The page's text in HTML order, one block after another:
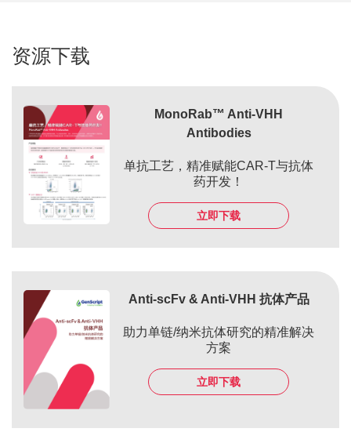
资源下载
MonoRab™ Anti-VHH
Antibodies
单抗工艺，精准赋能CAR-T与抗体
药开发！
立即下载
Anti-scFv & Anti-VHH 抗体产品
助力单链/纳米抗体研究的精准解决
方案
立即下载